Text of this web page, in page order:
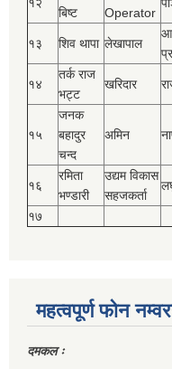
बिष्‍ट
Operator
१३ शिव थापा लेखापाल
१४
तर्क राज
भट्ट
खरिदार
१५
जनक
बहादुर
चन्द
अमिन
१६
रमिता
भण्डारी
उद्यम विकास
सहजकर्ता
१७
महत्वपूर्ण फोन
दमकल ः